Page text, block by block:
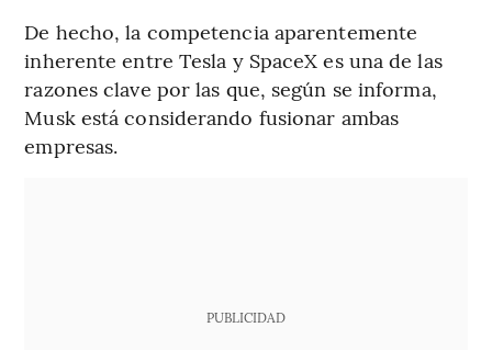
De hecho, la competencia aparentemente
inherente entre Tesla y SpaceX es una de las
razones clave por las que, según se informa,
Musk está considerando fusionar ambas
empresas.
PUBLICIDAD